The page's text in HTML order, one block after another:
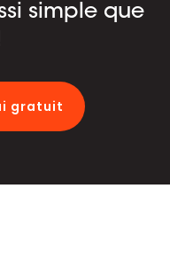
simple que
gratuit